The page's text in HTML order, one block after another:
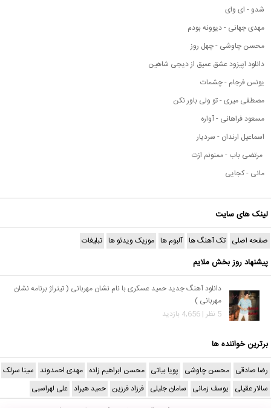
شدو - ای وای
مهدی جهانی - دیوونه بودم
محسن چاوشی - چهل روز
دانلود اپیزود عشق عمیق از دیجی شاهین
یونس فرجام - چشمات
مصطفی میری - تو ولی باور نکن
مسعود فراهانی - آواره
اسماعیل ارندان - سردیار
مرتضی باب - ممنونم ازت
مانی - کجایی
لینک های سایت
صفحه اصلی تک آهنگ ها آلبوم ها موزیک ویدئو ها تبلیغات
پیشنهاد روز بخش ملایم
دانلود آهنگ جدید حمید عسکری با نام نشان مهربانی ( تیتراژ برنامه نشان
مهربانی )
5 نظر | 4,656 بازدید
برترین خواننده ها
رضا صادقی محسن چاوشی پویا بیاتی محسن ابراهیم زاده مهدی احمدوند سینا سرلک
سالار عقیلی یوسف زمانی سامان جلیلی فرزاد فرزین حمید هیراد علی لهراسبی